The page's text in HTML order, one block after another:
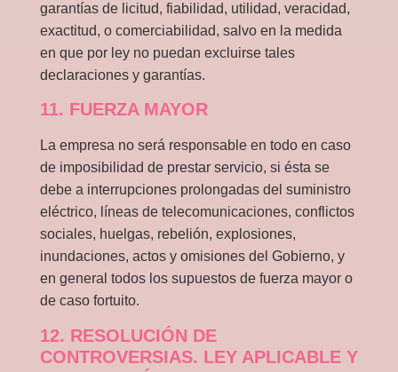
garantías de licitud, fiabilidad, utilidad, veracidad,
exactitud, o comerciabilidad, salvo en la medida
en que por ley no puedan excluirse tales
declaraciones y garantías.
11. FUERZA MAYOR
La empresa no será responsable en todo en caso
de imposibilidad de prestar servicio, si ésta se
debe a interrupciones prolongadas del suministro
eléctrico, líneas de telecomunicaciones, conflictos
sociales, huelgas, rebelión, explosiones,
inundaciones, actos y omisiones del Gobierno, y
en general todos los supuestos de fuerza mayor o
de caso fortuito.
12. RESOLUCIÓN DE
CONTROVERSIAS. LEY APLICABLE Y